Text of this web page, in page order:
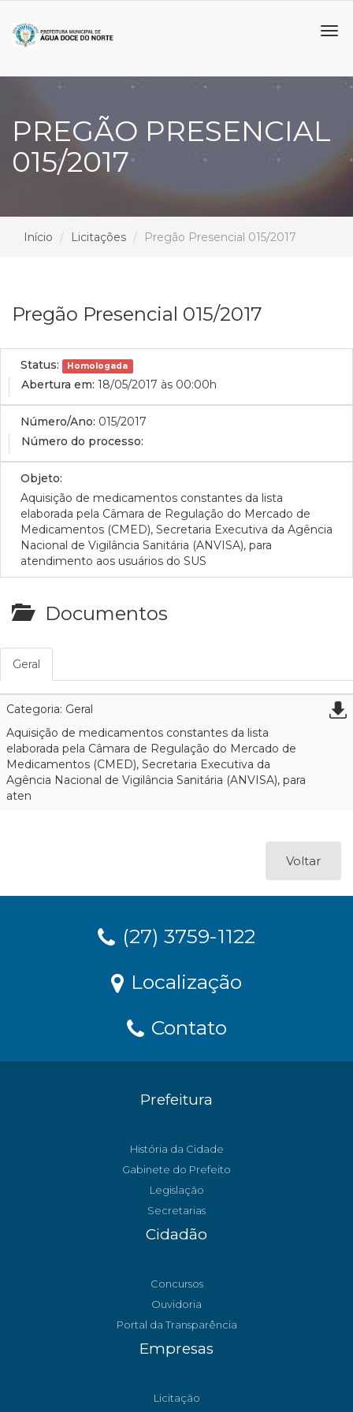
PREGÃO PRESENCIAL
015/2017
Início Licitações Pregão Presencial 015/2017
Pregão Presencial 015/2017
Status: Homologada
Abertura em: 18/05/2017 às 00:00h
Número/Ano: 015/2017
Número do processo:
Objeto:
Aquisição de medicamentos constantes da lista
elaborada pela Câmara de Regulação do Mercado de
Medicamentos (CMED), Secretaria Executiva da Agência
Nacional de Vigilância Sanitária (ANVISA), para
atendimento aos usuários do SUS
Documentos
Geral
Categoria: Geral
Aquisição de medicamentos constantes da lista
elaborada pela Câmara de Regulação do Mercado de
Medicamentos (CMED), Secretaria Executiva da
Agência Nacional de Vigilância Sanitária (ANVISA), para
aten
Voltar
(27) 3759-1122
Localização
Contato
Prefeitura
História da Cidade
Gabinete do Prefeito
Legislação
Secretarias
Cidadão
Concursos
Ouvidoria
Portal da Transparência
Empresas
Licitação